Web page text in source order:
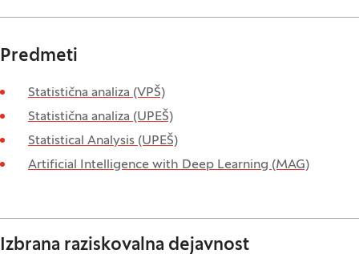
Predmeti
Statistična analiza (VPŠ)
Statistična analiza (UPEŠ)
Statistical Analysis (UPEŠ)
Artificial Intelligence with Deep Learning (MAG)
Izbrana raziskovalna dejavnost